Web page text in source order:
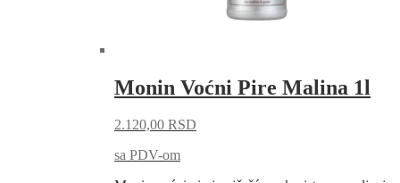
Monin Voćni Pire Malina 1l
2.120,00 RSD
sa PDV-om